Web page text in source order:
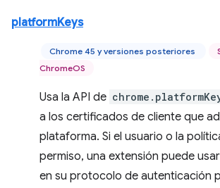
platformKeys
Chrome 45 y versiones posteriores
ChromeOS
Usa la API de
a los certificados de cliente que
plataforma. Si el usuario o la
permiso, una extensión puede
en su protocolo de autenticación